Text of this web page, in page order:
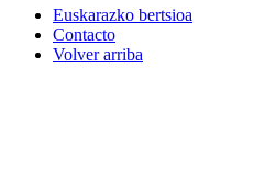
Euskarazko bertsioa
Contacto
Volver arriba